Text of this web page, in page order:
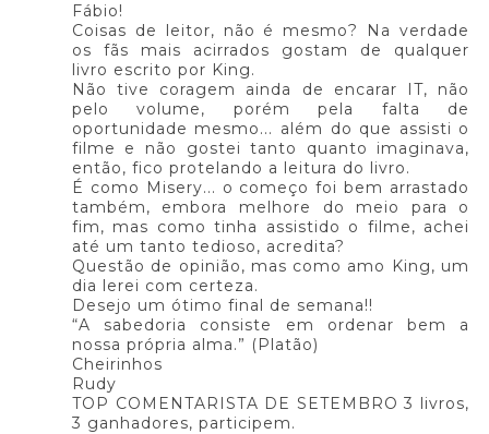
Fábio!
Coisas de leitor, não é mesmo? Na verdade
os fãs mais acirrados gostam de qualquer
livro escrito por King.
Não tive coragem ainda de encarar IT, não
pelo volume, porém pela falta de
oportunidade mesmo... além do que assisti o
filme e não gostei tanto quanto imaginava,
então, fico protelando a leitura do livro.
É como Misery... o começo foi bem arrastado
também, embora melhore do meio para o
fim, mas como tinha assistido o filme, achei
até um tanto tedioso, acredita?
Questão de opinião, mas como amo King, um
dia lerei com certeza.
Desejo um ótimo final de semana!!
“A sabedoria consiste em ordenar bem a
nossa própria alma.” (Platão)
Cheirinhos
Rudy
TOP COMENTARISTA DE SETEMBRO 3 livros,
3 ganhadores, participem.